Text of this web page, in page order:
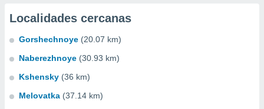
Localidades cercanas
Gorshechnoye (20.07 km)
Naberezhnoye (30.93 km)
Kshensky (36 km)
Melovatka (37.14 km)